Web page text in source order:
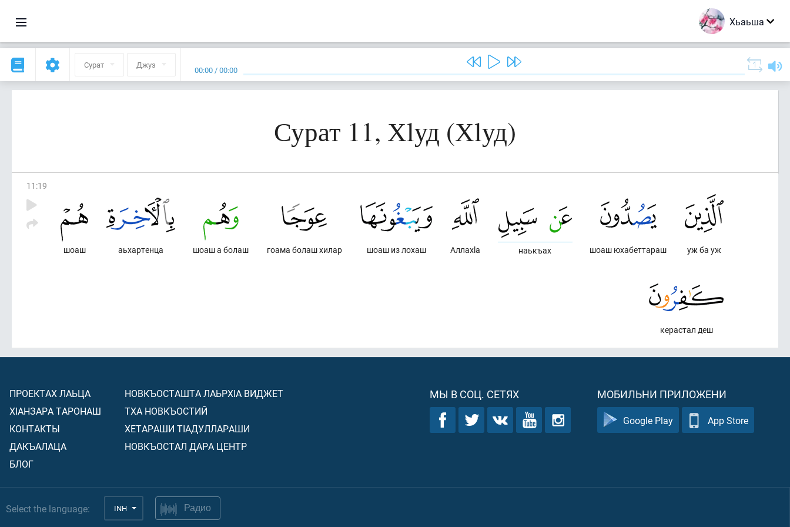
Хьаьша
Сурат Джуз 00:00 /00:00
Сурат 11, Хlуд (Хlуд)
11 :19
уж ба уж
шоаш юхабеттараш
наькъах
Аллахlа
шоаш из лохаш
гоама болаш хилар
шоаш а болаш
аьхартенца
шоаш
керастал деш
ПРОЕКТАХ ЛАЬЦА
ХIАНЗАРА ТАРОНАШ
КОНТАКТЫ
ДАКЪАЛАЦА
БЛОГ
НОВКЪОСТАШТА ЛАЬРХIА ВИДЖЕТ
ТХА НОВКЪОСТИЙ
ХЕТАРАШИ ТIАДУЛЛАРАШИ
НОВКЪОСТАЛ ДАРА ЦЕНТР
МЫ В СОЦ. СЕТЯХ МОБИЛЬНИ ПРИЛОЖЕНИ
Google Play App Store
Select the language: INH Радио